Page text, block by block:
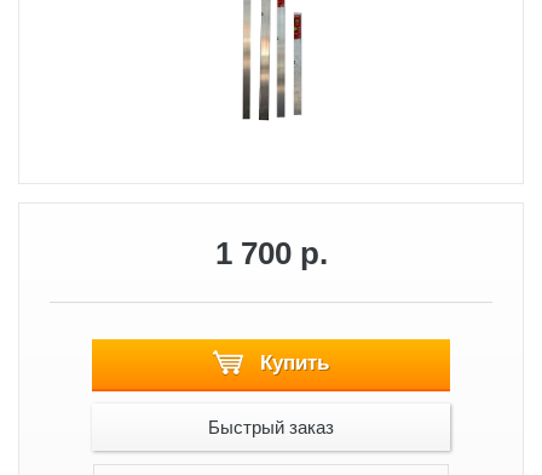
1 700 р.
Купить
Быстрый заказ